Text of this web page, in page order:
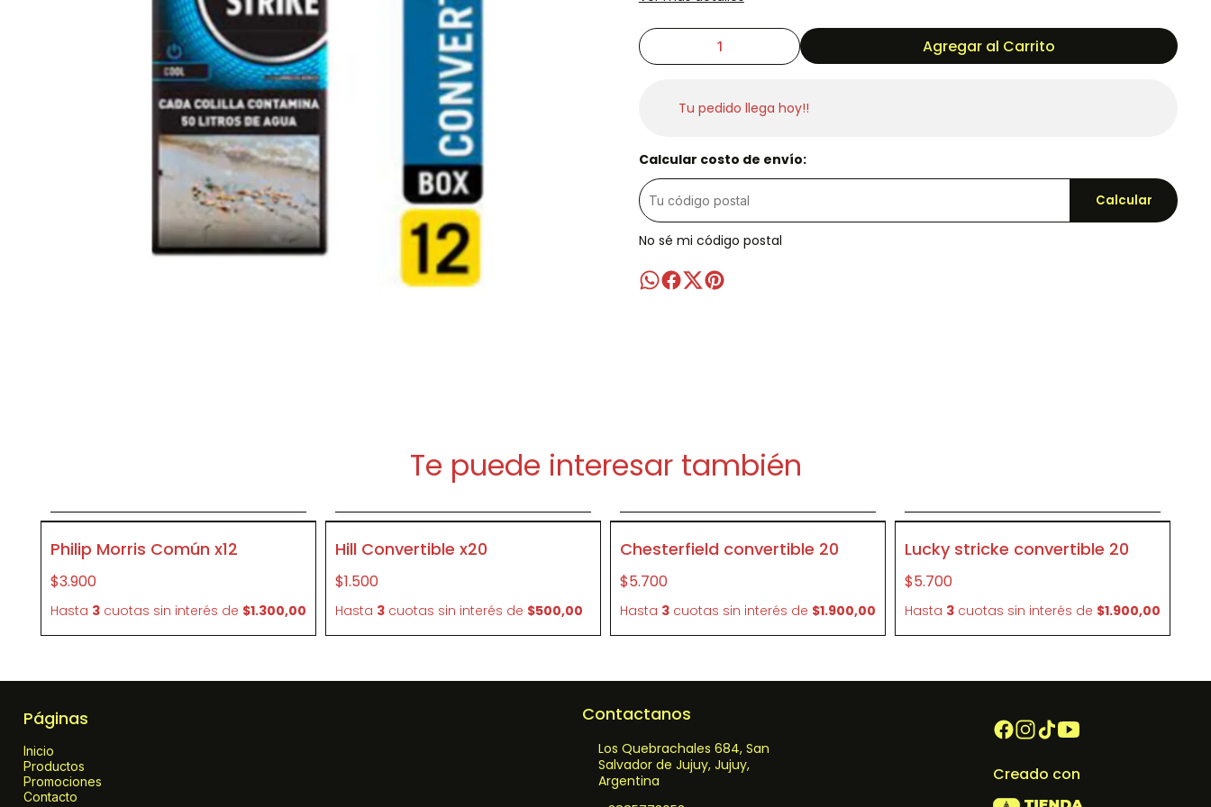
Agregar al Carrito
Tu pedido llega hoy!!
Calcular costo de envío:
Calcular
No sé mi código postal
Te puede interesar también
P157
Philip Morris Común x12
$3.900
Hasta 3 cuotas sin interés de $1.300,00
P1640
Hill Convertible x20
$1.500
Hasta 3 cuotas sin interés de $500,00
P164
Chesterfield convertible 20
$5.700
Hasta 3 cuotas sin interés de $1.900,00
P169
Lucky stricke convertible 20
$5.700
Hasta 3 cuotas sin interés de $1.900,00
Páginas
Inicio
Productos
Promociones
Contacto
Contactanos
Los Quebrachales 684, San
Salvador de Jujuy, Jujuy,
Argentina
Creado con